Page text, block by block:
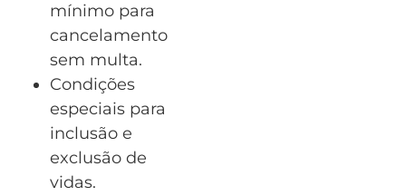
mínimo para
cancelamento
sem multa.
Condições
especiais para
inclusão e
exclusão de
vidas.